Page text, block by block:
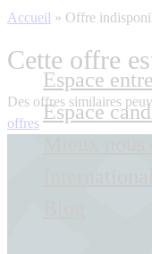
Espace
Espace
Accueil » Offre
Cette offre
Des offres similaires
offres